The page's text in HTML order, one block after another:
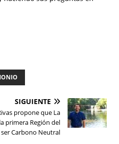
SIGUIENTE
propone que La
primera Región del
ser Carbono Neutral